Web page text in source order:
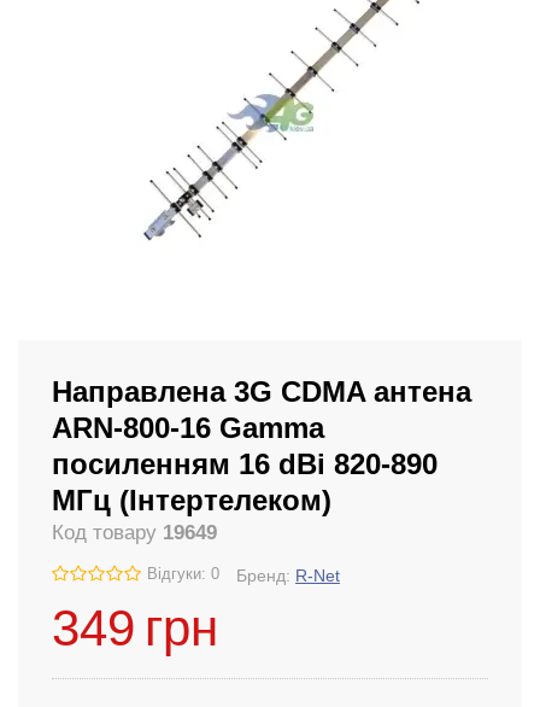
Направлена ​​3G CDMA антена
ARN-800-16 Gamma
посиленням 16 dBi 820-890
МГц (Інтертелеком)
Код товару 19649
Відгуки: 0 Бренд: R-Net
349 грн